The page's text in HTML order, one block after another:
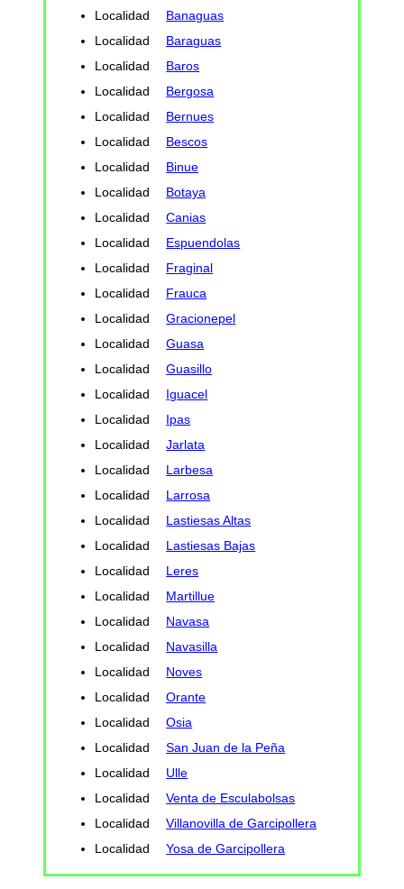
Localidad
Banaguas
Localidad
Baraguas
Localidad
Baros
Localidad
Bergosa
Localidad
Bernues
Localidad
Bescos
Localidad
Binue
Localidad
Botaya
Localidad
Canias
Localidad
Espuendolas
Localidad
Fraginal
Localidad
Frauca
Localidad
Gracionepel
Localidad
Guasa
Localidad
Guasillo
Localidad
Iguacel
Localidad
Ipas
Localidad
Jarlata
Localidad
Larbesa
Localidad
Larrosa
Localidad
Lastiesas Altas
Localidad
Lastiesas Bajas
Localidad
Leres
Localidad
Martillue
Localidad
Navasa
Localidad
Navasilla
Localidad
Noves
Localidad
Orante
Localidad
Osia
Localidad
San Juan de la Peña
Localidad
Ulle
Localidad
Venta de Esculabolsas
Localidad
Villanovilla de Garcipollera
Localidad
Yosa de Garcipollera